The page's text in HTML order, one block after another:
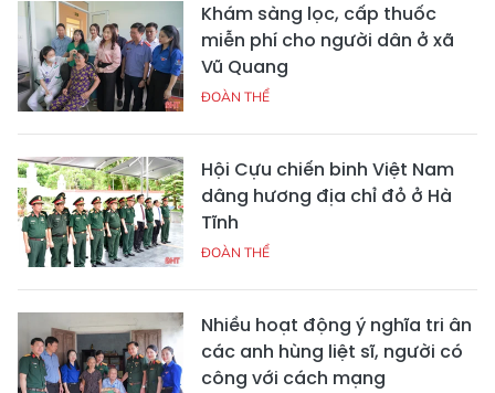
Khám sàng lọc, cấp thuốc
miễn phí cho người dân ở xã
Vũ Quang
ĐOÀN THỂ
Hội Cựu chiến binh Việt Nam
dâng hương địa chỉ đỏ ở Hà
Tĩnh
ĐOÀN THỂ
Nhiều hoạt động ý nghĩa tri ân
các anh hùng liệt sĩ, người có
công với cách mạng